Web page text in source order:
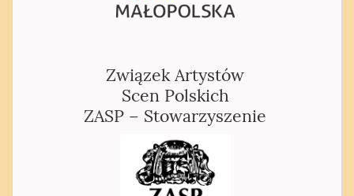
Związek Artystów
Scen Polskich
ZASP – Stowarzyszenie